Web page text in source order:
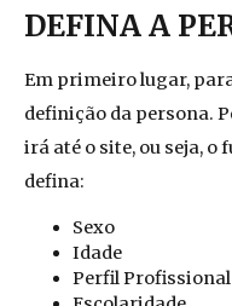
DEFINA A
Em primeiro lugar,
definição da persona.
irá até o site, ou seja, o
defina:
Sexo
Idade
Perfil Profissional